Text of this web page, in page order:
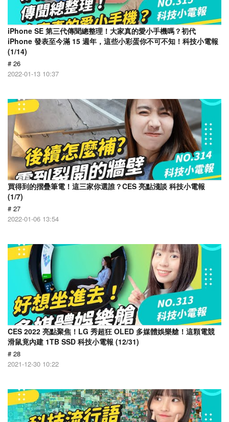
iPhone SE 第三代傳聞總整理！大家真的愛小手機嗎？初代
iPhone 發表至今滿 15 週年，這些小彩蛋你不可不知！科技小電報
(1/14)
# 26
2022-01-13 10:37
買得到的摺疊筆電！這三家你選誰？CES 亮點淺談 科技小電報
(1/7)
# 27
2022-01-06 13:54
CES 2022 亮點聚焦！LG 秀超狂 OLED 多媒體娛樂艙！這顆電競
滑鼠竟內建 1TB SSD 科技小電報 (12/31)
# 28
2021-12-30 10:22